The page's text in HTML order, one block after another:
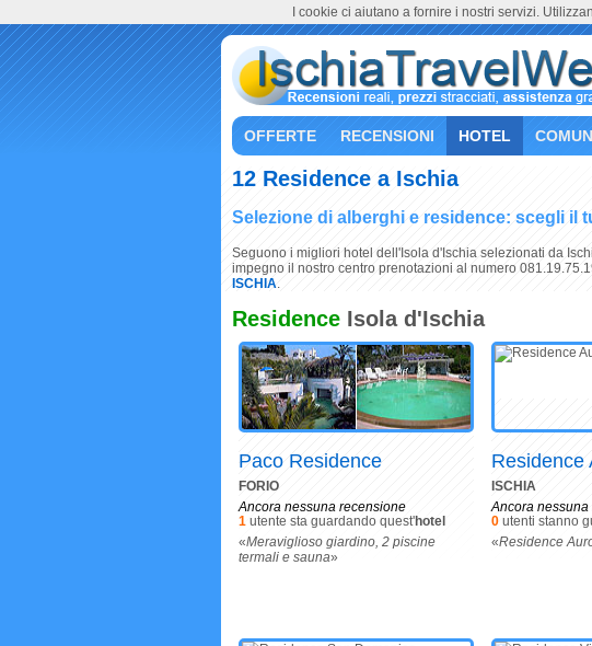
OFFERTE RECENSIONI HOTEL
12 Residence a Ischia
Selezione di alberghi e residence: scegli il
Seguono i migliori hotel dell'Isola d'Ischia selezionati da
impegno il nostro centro prenotazioni al numero
ISCHIA.
Residence Isola d'Ischia
Paco Residence
FORIO
Ancora nessuna recensione
1 utente sta guardando quest'hotel
«Meraviglioso giardino, 2 piscine
termali e sauna»
Residence
ISCHIA
Ancora
0 utenti stanno
«Residence
I cookie ci aiutano a fornire i nostri servizi.